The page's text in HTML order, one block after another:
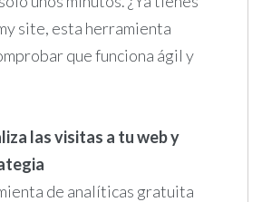
site, esta herramienta
que funciona ágil y
las visitas a tu web y
de analíticas gratuita